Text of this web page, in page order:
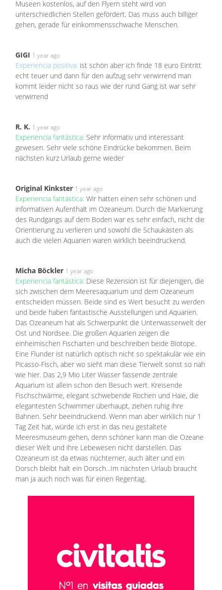
Museen kostenlos, auf den Flyern steht wird von
unterschiedlichen Stellen gefördert. Das muss auch billiger
gehen, gerade für einkommensschwache Menschen.
GIGI 1 year ago
Experiencia positiva: ist schön aber ich finde 18 euro Eintritt
echt teuer und dann für den aufzug sehr verwirrend man
kommt leider nicht so raus wie der rund Gang ist war sehr
verwirrend
R. K. 1 year ago
Experiencia fantástica: Sehr informativ und interessant
gewesen. Sehr viele schöne Eindrücke bekommen. Beim
nächsten kurz Urlaub gerne wieder
Original Kinkster 1 year ago
Experiencia fantástica: Wir hatten einen sehr schönen und
informativen Aufenthalt im Ozeaneum. Durch die Markierung
des Rundgangs auf dem Boden war es sehr einfach, nicht die
Orientierung zu verlieren und sowohl die Schaukästen als
auch die vielen Aquarien waren wirklich beeindruckend.
Micha Böckler 1 year ago
Experiencia fantástica: Diese Rezension ist für diejenigen, die
sich zwischen dem Meeresaquarium und dem Ozeaneum
entscheiden müssen. Beide sind es Wert besucht zu werden
und beide haben fantastische Ausstellungen und Aquarien.
Das Ozeaneum hat als Schwerpunkt die Unterwasserwelt der
Ost und Nordsee. Die großen Aquarien zeigen die
einheimischen Fischarten und beschreiben beide Biotope.
Eine Flunder ist natürlich optisch nicht so spektakulär wie ein
Picasso-Fisch, aber wo sieht man diese Tierwelt sonst so nah
wie hier. Das 2,9 Mio Liter Wasser fassende zentrale
Aquarium ist allein schon den Besuch wert. Kreisende
Fischschwärme, elegant schwebende Rochen und Haie, die
elegantesten Schwimmer überhaupt, ziehen ruhig ihre
Bahnen. Sehr beeindruckend. Wenn man aber wirklich nur 1
Tag Zeit hat, würde ich erst in das neu gestaltete
Meeresmuseum gehen, denn schöner kann man die Ozeane
dieser Welt und ihre Lebewesen nicht darstellen. Das
Ozeaneum ist da etwas nüchterner, auch älter und ein
Dorsch bleibt halt ein Dorsch...Im nächsten Urlaub braucht
man ja auch noch was für einen Regentag.